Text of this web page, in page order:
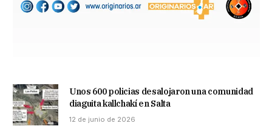
Unos 600 policias desalojaron una comunidad
diaguita kallchakí en Salta
12 de junio de 2026